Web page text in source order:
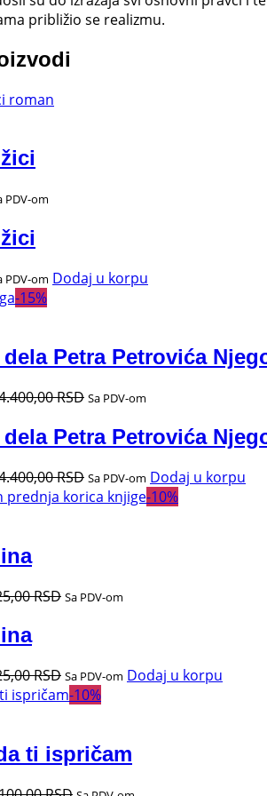
približio se realizmu.
PDV-om
PDV-om Dodaj u korpu
-15%
Petra Petrovića
RSD Sa PDV-om
Petra Petrovića
RSD Sa PDV-om Dodaj u korpu
-10%
RSD Sa PDV-om
RSD Sa PDV-om Dodaj u korpu
-10%
ti ispričam